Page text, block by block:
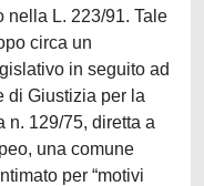
nella L. 223/91. Tale
circa un
in seguito ad
di Giustizia per la
n. 129/75, diretta a
una comune
per “motivi